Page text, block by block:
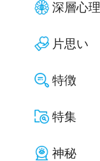
深層心理
片思い
特徴
特集
神秘